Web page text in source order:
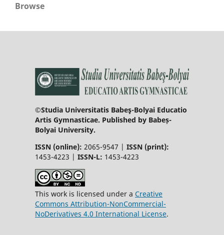
Browse
©Studia Universitatis Babeş-Bolyai Educatio
Artis Gymnasticae. Published by Babeș-
Bolyai University.
ISSN (online): 2065-9547 | ISSN (print):
1453-4223 | ISSN-L: 1453-4223
This work is licensed under a Creative
Commons Attribution-NonCommercial-
NoDerivatives 4.0 International License.